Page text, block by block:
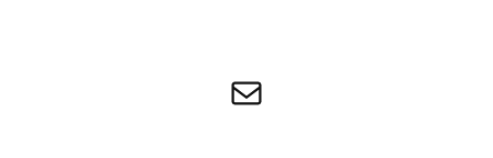
电子邮件